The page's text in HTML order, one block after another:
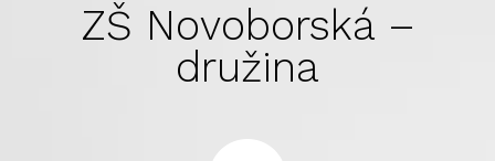
ZŠ Novoborská –
družina